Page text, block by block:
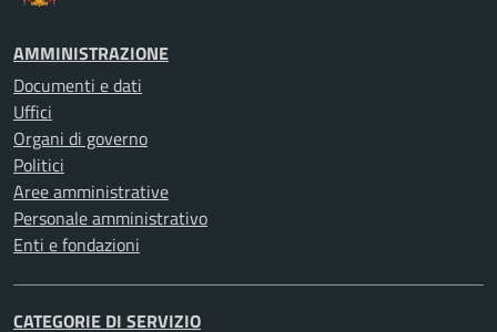
AMMINISTRAZIONE
Documenti e dati
Uffici
Organi di governo
Politici
Aree amministrative
Personale amministrativo
Enti e fondazioni
CATEGORIE DI SERVIZIO